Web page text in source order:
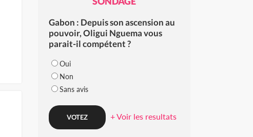
Gabon : Depuis son ascension au
pouvoir, Oligui Nguema vous
parait-il compétent ?
Oui
Non
Sans avis
+ Voir les resultats